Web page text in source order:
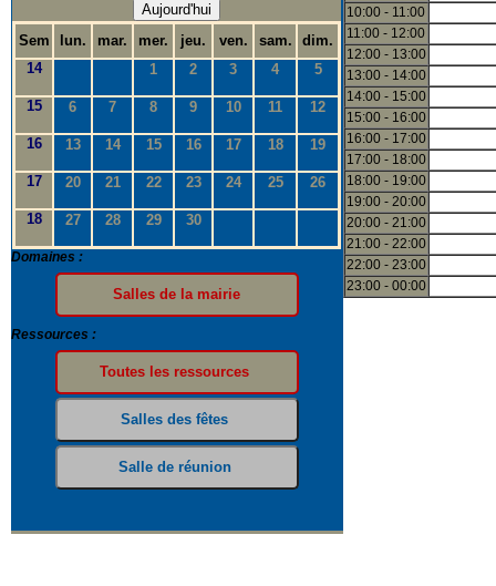
Aujourd'hui
Sem
lun. mar. mer. jeu. ven. sam.
dim.
14
1 2 3 4 5
15 6 7 8 9 10 11 12
16 13 14 15 16 17 18 19
17 20 21 22 23 24 25 26
18 27 28 29 30
Domaines :
Ressources :
10:00 - 11:00
11:00 - 12:00
12:00 - 13:00
13:00 - 14:00
14:00 - 15:00
15:00 - 16:00
16:00 - 17:00
17:00 - 18:00
18:00 - 19:00
19:00 - 20:00
20:00 - 21:00
21:00 - 22:00
22:00 - 23:00
23:00 - 00:00